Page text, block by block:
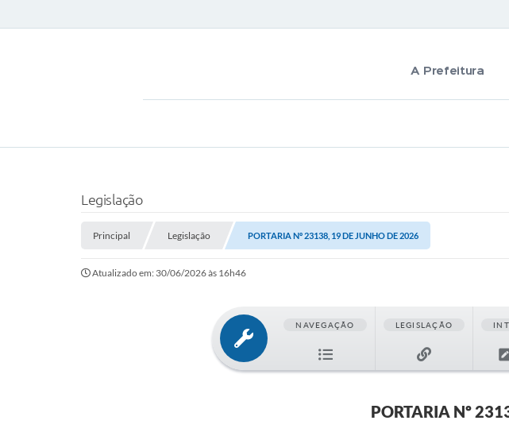
A Prefeitura
Legislação
Principal Legislação PORTARIA Nº 23138, 19 DE JUNHO DE 2026
Atualizado em: 30/06/2026 às 16h46
NAVEGAÇÃO LEGISLAÇÃO
PORTARIA Nº